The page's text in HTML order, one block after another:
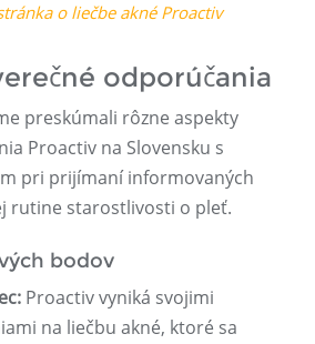
o liečbe akné Proactiv
odporúčania
preskúmali rôzne aspekty
Proactiv na Slovensku s
pri prijímaní informovaných
rutine starostlivosti o pleť.
bodov
Proactiv vyniká svojimi
na liečbu akné, ktoré sa